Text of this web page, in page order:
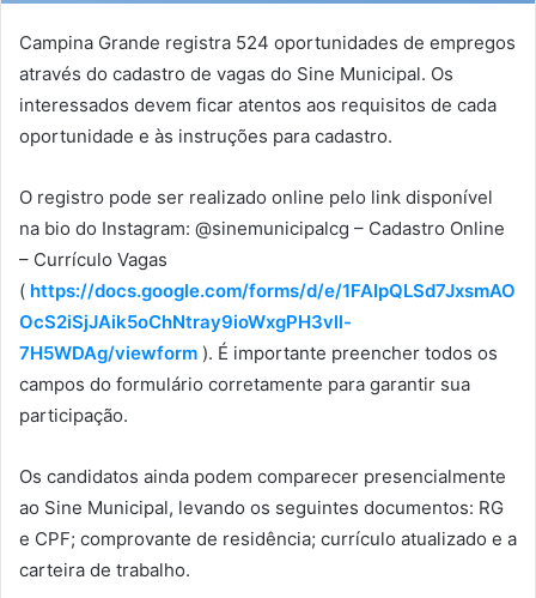
Campina Grande registra 524 oportunidades de empregos
através do cadastro de vagas do Sine Municipal. Os
interessados devem ficar atentos aos requisitos de cada
oportunidade e às instruções para cadastro.
O registro pode ser realizado online pelo link disponível
na bio do Instagram: @sinemunicipalcg – Cadastro Online
– Currículo Vagas
( https://docs.google.com/forms/d/e/1FAIpQLSd7JxsmAO
OcS2iSjJAik5oChNtray9ioWxgPH3vll-
7H5WDAg/viewform ). É importante preencher todos os
campos do formulário corretamente para garantir sua
participação.
Os candidatos ainda podem comparecer presencialmente
ao Sine Municipal, levando os seguintes documentos: RG
e CPF; comprovante de residência; currículo atualizado e a
carteira de trabalho.